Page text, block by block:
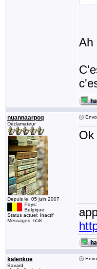
Ah
nuannaarpoq
Déclamateur
Depuis le: 05 juin 2007
Pays:
Belgique
Status actuel: Inactif
Messages: 658
Ok
kalenkoe
Bavard